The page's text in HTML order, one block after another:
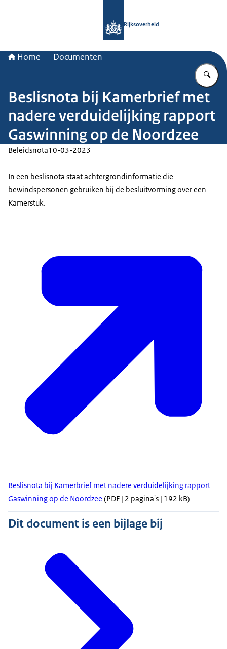
Rijksoverheid
Home Documenten
Beslisnota bij Kamerbrief met
nadere verduidelijking rapport
Gaswinning op de Noordzee
Beleidsnota10-03-2023
In een beslisnota staat achtergrondinformatie die
bewindspersonen gebruiken bij de besluitvorming over een
Kamerstuk.
Beslisnota bij Kamerbrief met nadere verduidelijking rapport
Gaswinning op de Noordzee (PDF | 2 pagina's | 192 kB)
Dit document is een bijlage bij